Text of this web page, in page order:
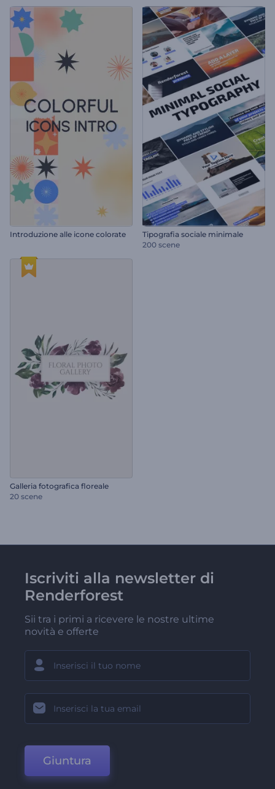
Introduzione alle icone colorate
Tipografia sociale minimale
200 scene
Galleria fotografica floreale
20 scene
Iscriviti alla newsletter di
Renderforest
Sii tra i primi a ricevere le nostre ultime
novità e offerte
Giuntura